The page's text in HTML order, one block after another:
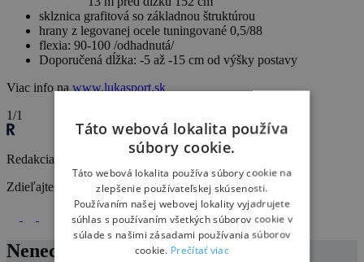
sklznica grafitová so základnou štruktúrou
hrany z legovanej ocele tuningované 0,5/88
flexia: 90-100 /odhadnutá/
Doporučená dĺžka: -5 až -15 cm od výšky postavy
Viac info na www.lukasport.sk
1/1
Redakcia Relax
Zdieľajte na
Nenechajte si ujsť
Táto webová lokalita používa
súbory cookie.
Táto webová lokalita používa súbory cookie na
zlepšenie používateľskej skúsenosti.
Používaním našej webovej lokality vyjadrujete
súhlas s používaním všetkých súborov cookie v
súlade s našimi zásadami používania súborov
cookie. Prečítať viac